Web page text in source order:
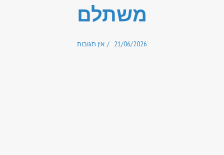
משתלם
21/06/2026 אין תגובות